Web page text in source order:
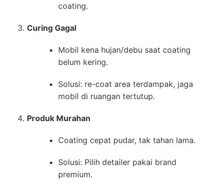
coating.
Curing Gagal
Mobil kena hujan/debu saat coating
belum kering.
Solusi: re-coat area terdampak, jaga
mobil di ruangan tertutup.
Produk Murahan
Coating cepat pudar, tak tahan lama.
Solusi: Pilih detailer pakai brand
premium.